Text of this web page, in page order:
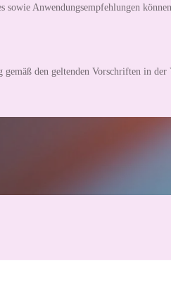
Anwendungsempfehlungen
gemäß den geltenden Vorschriften in